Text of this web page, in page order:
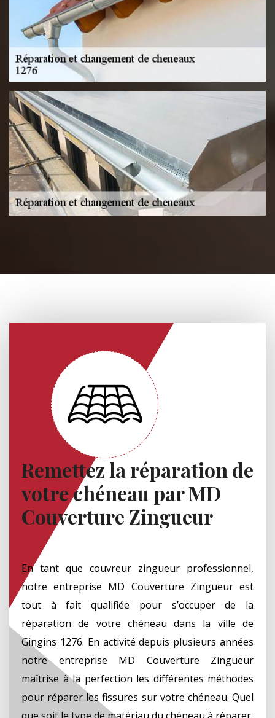
Remettez la réparation de
votre chéneau par MD
Couverture Zingueur
En tant que couvreur zingueur professionnel,
notre entreprise MD Couverture Zingueur est
tout à fait qualifiée pour s’occuper de la
réparation de votre chéneau dans la ville de
Gingins 1276. En activité depuis plusieurs années
notre entreprise MD Couverture Zingueur
maîtrise à la perfection les différentes méthodes
pour réparer les fissures sur votre chéneau. Quel